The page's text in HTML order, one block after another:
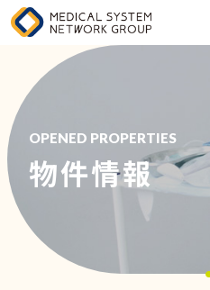
OPENED PROPERTIES
物件情報